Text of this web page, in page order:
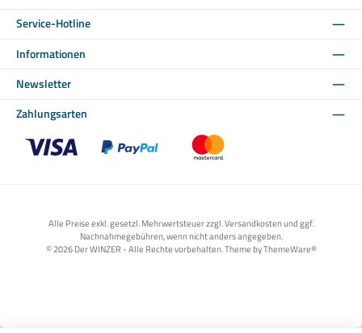
Service-Hotline
Informationen
Newsletter
Zahlungsarten
Alle Preise exkl. gesetzl. Mehrwertsteuer zzgl. Versandkosten und ggf.
Nachnahmegebühren, wenn nicht anders angegeben.
© 2026 Der WINZER - Alle Rechte vorbehalten. Theme byThemeWare®